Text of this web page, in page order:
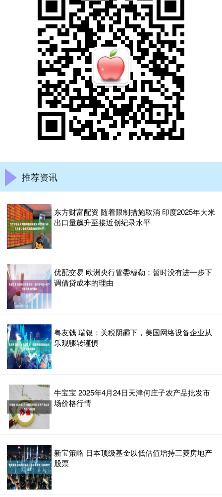
推荐资讯
东方财富配资 随着限制措施取消 印度2025年大米
出口量飙升至接近创纪录水平
优配交易 欧洲央行管委穆勒：暂时没有进一步下
调借贷成本的理由
粤友钱 瑞银：关税阴霾下，美国网络设备企业从
乐观骤转谨慎
牛宝宝 2025年4月24日天津何庄子农产品批发市
场价格行情
新宝策略 日本顶级基金以低估值增持三菱房地产
股票